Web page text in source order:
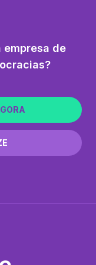
empresa de